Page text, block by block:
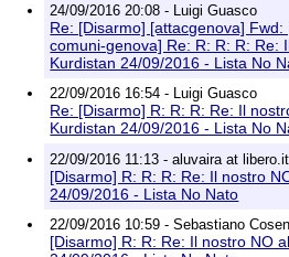
24/09/2016 20:08 - Luigi Guasco
Re: [Disarmo] [attacgenova]
comuni-genova] Re: R: R: R: Re:
Kurdistan 24/09/2016 - Lista No
22/09/2016 16:54 - Luigi Guasco
Re: [Disarmo] R: R: R: Re: Il
Kurdistan 24/09/2016 - Lista No
22/09/2016 11:13 - aluvaira at libero.it
[Disarmo] R: R: R: Re: Il nostro
24/09/2016 - Lista No Nato
22/09/2016 10:59 - Sebastiano
[Disarmo] R: R: Re: Il nostro NO